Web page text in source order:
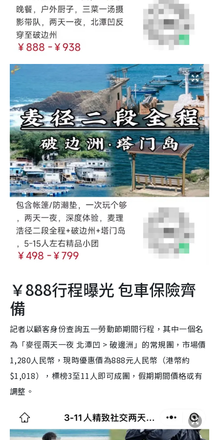
￥888行程曝光 包車保險齊
備
記者以顧客身份查詢五一勞動節期間行程，其中一個名
為「麥徑兩天一夜 北潭凹 > 破邊洲」的常規團，市場價
1,280人民幣，現時優惠價為888元人民幣（港幣約
$1,018），標榜3至11人即可成團，假期期間價格或有
調整。